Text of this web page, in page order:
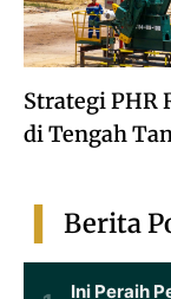
Strategi PHR
di Tengah
Berita